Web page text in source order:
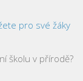
pro své žáky
školu v přírodě?